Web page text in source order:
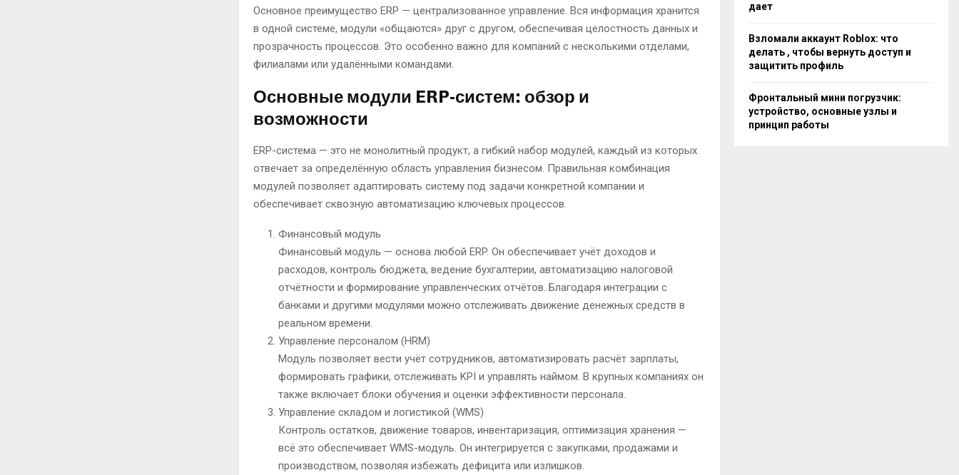
Основное преимущество ERP — централизованное управление. Вся информация хранится
в одной системе, модули «общаются» друг с другом, обеспечивая целостность данных и
прозрачность процессов. Это особенно важно для компаний с несколькими отделами,
филиалами или удалёнными командами.
Основные модули ERP-систем: обзор и
возможности
ERP-система — это не монолитный продукт, а гибкий набор модулей, каждый из которых
отвечает за определённую область управления бизнесом. Правильная комбинация
модулей позволяет адаптировать систему под задачи конкретной компании и
обеспечивает сквозную автоматизацию ключевых процессов.
Финансовый модуль
Финансовый модуль — основа любой ERP. Он обеспечивает учёт доходов и
расходов, контроль бюджета, ведение бухгалтерии, автоматизацию налоговой
отчётности и формирование управленческих отчётов. Благодаря интеграции с
банками и другими модулями можно отслеживать движение денежных средств в
реальном времени.
Управление персоналом (HRM)
Модуль позволяет вести учёт сотрудников, автоматизировать расчёт зарплаты,
формировать графики, отслеживать KPI и управлять наймом. В крупных компаниях он
также включает блоки обучения и оценки эффективности персонала.
Управление складом и логистикой (WMS)
Контроль остатков, движение товаров, инвентаризация, оптимизация хранения —
всё это обеспечивает WMS-модуль. Он интегрируется с закупками, продажами и
производством, позволяя избежать дефицита или излишков.
дает
Взломали аккаунт Roblox: что
делать , чтобы вернуть доступ и
защитить профиль
Фронтальный мини погрузчик:
устройство, основные узлы и
принцип работы